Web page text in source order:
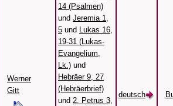
Werner
Gitt
14 (Psalmen)
und Jeremia 1,
5 und Lukas 16,
19-31 (Lukas-
Evangelium,
Lk.) und
Hebräer 9, 27
(Hebräerbrief)
und 2. Petrus 3,
deutsch